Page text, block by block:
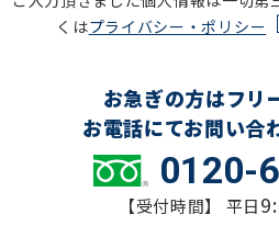
くはプライバシー・ポリシー
お急ぎの方はフリ
お電話にてお問い合
0120-
【受付時間】 平日